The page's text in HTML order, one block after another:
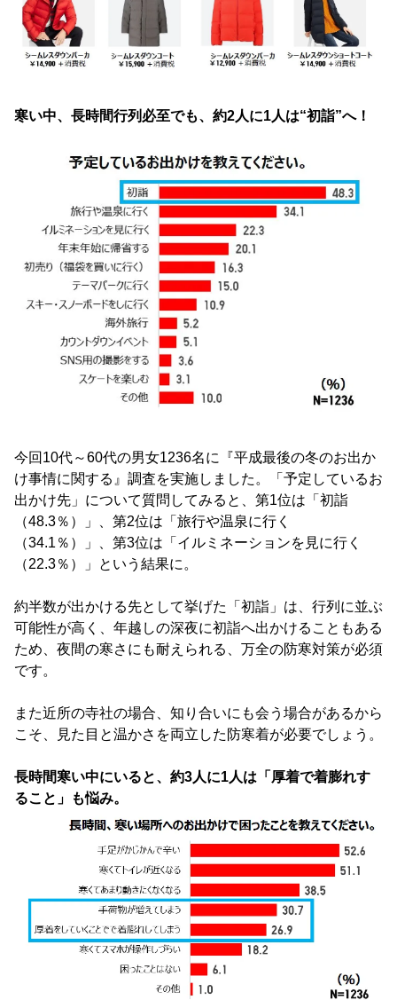
寒い中、長時間行列必至でも、約2人に1人は“初詣”へ！
今回10代～60代の男女1236名に『平成最後の冬のお出か
け事情に関する』調査を実施しました。「予定しているお
出かけ先」について質問してみると、第1位は「初詣
（48.3％）」、第2位は「旅行や温泉に行く
（34.1％）」、第3位は「イルミネーションを見に行く
（22.3％）」という結果に。
約半数が出かける先として挙げた「初詣」は、行列に並ぶ
可能性が高く、年越しの深夜に初詣へ出かけることもある
ため、夜間の寒さにも耐えられる、万全の防寒対策が必須
です。
また近所の寺社の場合、知り合いにも会う場合があるから
こそ、見た目と温かさを両立した防寒着が必要でしょう。
長時間寒い中にいると、約3人に1人は「厚着で着膨れす
ること」も悩み。